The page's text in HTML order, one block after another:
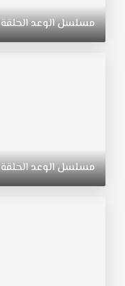
متواضعة
وشابة
وجميلة
بعد
وفاة
مسلسلالوعدالحلقة
مسلسلالوعدالحلقة